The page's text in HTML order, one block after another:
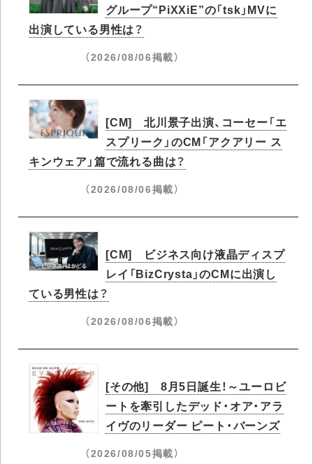
グループ“PiXXiE”の「tsk」MVに
出演している男性は？
（2026/08/06掲載）
[CM] 北川景子出演、コーセー「エ
スプリーク」のCM「アクアリー ス
キンウェア」篇で流れる曲は？
（2026/08/06掲載）
[CM] ビジネス向け液晶ディスプ
レイ「BizCrysta」のCMに出演し
ている男性は？
（2026/08/06掲載）
[その他] 8月5日誕生！～ユーロビ
ートを牽引したデッド・オア・アラ
イヴのリーダー ピート・バーンズ
（2026/08/05掲載）